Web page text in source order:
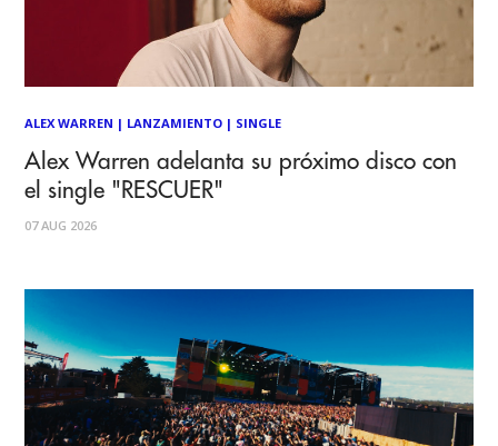
ALEX WARREN | LANZAMIENTO | SINGLE
Alex Warren adelanta su próximo disco con
el single "RESCUER"
07 AUG 2026